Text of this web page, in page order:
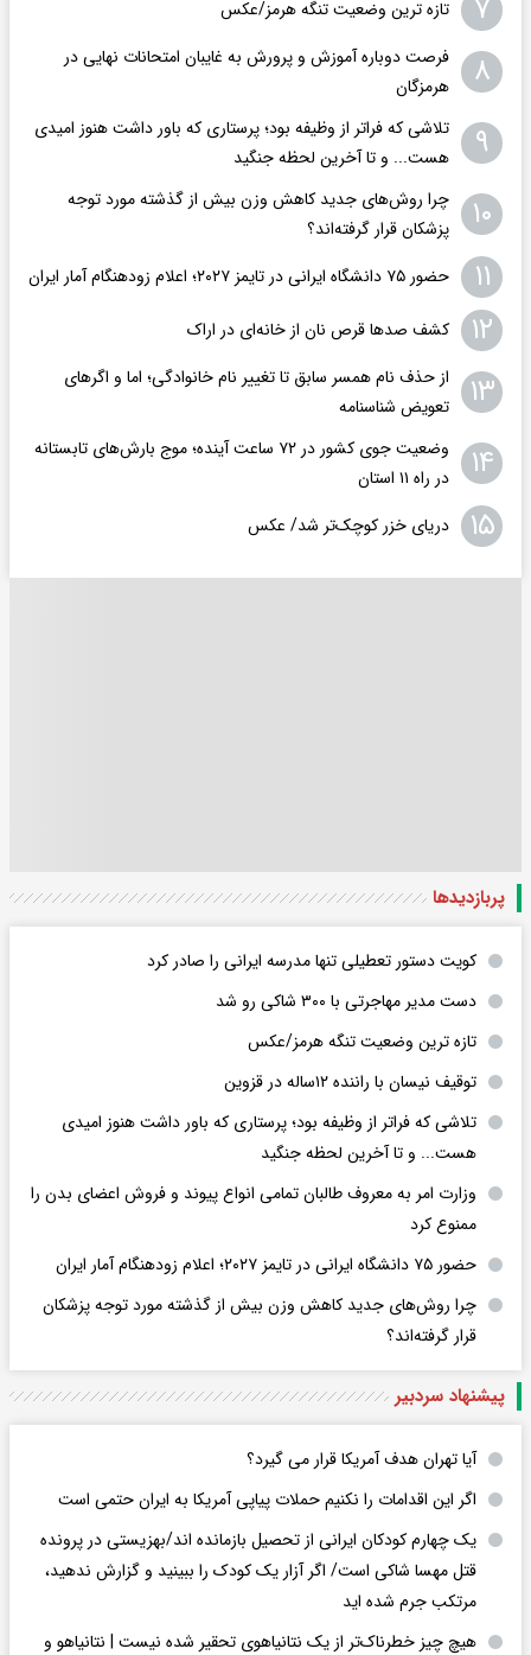
۷ تازه ترین وضعیت تنگه هرمز/عکس
۸
فرصت دوباره آموزش و پرورش به غایبان امتحانات نهایی در
هرمزگان
۹
تلاشی که فراتر از وظیفه بود؛ پرستاری که باور داشت هنوز امیدی
هست... و تا آخرین لحظه جنگید
۱۰
چرا روش‌های جدید کاهش وزن بیش از گذشته مورد توجه
پزشکان قرار گرفته‌اند؟
۱۱ حضور ۷۵ دانشگاه ایرانی در تایمز ۲۰۲۷؛ اعلام زودهنگام آمار ایران
۱۲ کشف صدها قرص نان از خانه‌ای در اراک
۱۳
از حذف نام همسر سابق تا تغییر نام خانوادگی؛ اما و اگرهای
تعویض شناسنامه
۱۴
وضعیت جوی کشور در ۷۲ ساعت آینده؛ موج بارش‌های تابستانه
در راه ۱۱ استان
۱۵ دریای خزر کوچک‌تر شد/ عکس
پربازدید‌ها
کویت دستور تعطیلی تنها مدرسه ایرانی را صادر کرد
دست مدیر مهاجرتی با ۳۰۰ شاکی رو شد
تازه ترین وضعیت تنگه هرمز/عکس
توقیف نیسان با راننده ۱۲ساله در قزوین
تلاشی که فراتر از وظیفه بود؛ پرستاری که باور داشت هنوز امیدی
هست... و تا آخرین لحظه جنگید
وزارت امر به معروف طالبان تمامی انواع پیوند و فروش اعضای بدن را
ممنوع کرد
حضور ۷۵ دانشگاه ایرانی در تایمز ۲۰۲۷؛ اعلام زودهنگام آمار ایران
چرا روش‌های جدید کاهش وزن بیش از گذشته مورد توجه پزشکان
قرار گرفته‌اند؟
پیشنهاد سردبیر
آیا تهران هدف آمریکا قرار می گیرد؟
اگر این اقدامات را نکنیم حملات پیاپی آمریکا به ایران حتمی است
یک چهارم کودکان ایرانی از تحصیل بازمانده اند/بهزیستی در پرونده
قتل مهسا شاکی است/ اگر آزار یک کودک را ببینید و گزارش ندهید،
مرتکب جرم شده اید
هیچ چیز خطرناک‌تر از یک نتانیاهوی تحقیر شده نیست | نتانیاهو و